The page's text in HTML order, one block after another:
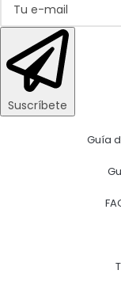
Suscríbete
Guía